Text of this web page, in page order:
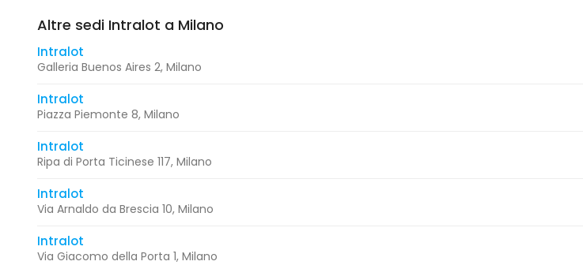
Altre sedi Intralot a Milano
Intralot
Galleria Buenos Aires 2, Milano
Intralot
Piazza Piemonte 8, Milano
Intralot
Ripa di Porta Ticinese 117, Milano
Intralot
Via Arnaldo da Brescia 10, Milano
Intralot
Via Giacomo della Porta 1, Milano